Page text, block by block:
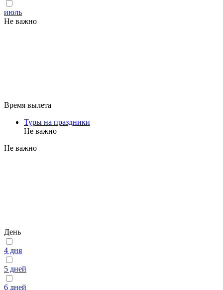
июль
Не важно
Время вылета
Туры на праздники
Не важно
Не важно
День
4 дня
5 дней
6 дней